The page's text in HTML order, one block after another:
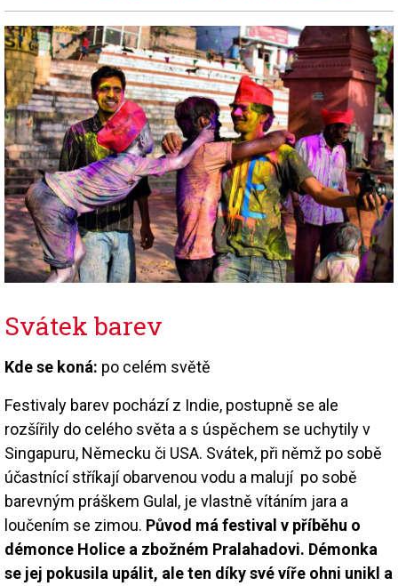
Svátek barev
Kde se koná: po celém světě
Festivaly barev pochází z Indie, postupně se ale
rozšířily do celého světa a s úspěchem se uchytily v
Singapuru, Německu či USA. Svátek, při němž po sobě
účastnící stříkají obarvenou vodu a malují po sobě
barevným práškem Gulal, je vlastně vítáním jara a
loučením se zimou. Původ má festival v příběhu o
démonce Holice a zbožném Pralahadovi. Démonka
se jej pokusila upálit, ale ten díky své víře ohni unikl a